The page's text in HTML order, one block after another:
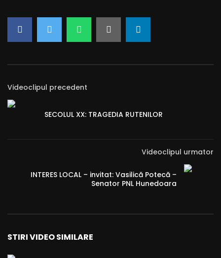
Videoclipul precedent
SECOLUL XX: TRAGEDIA RUTENILOR
Videoclipul urmator
INTERES LOCAL – invitat: Vasilică Potecă –
Senator PNL Hunedoara
STIRI VIDEO SIMILARE